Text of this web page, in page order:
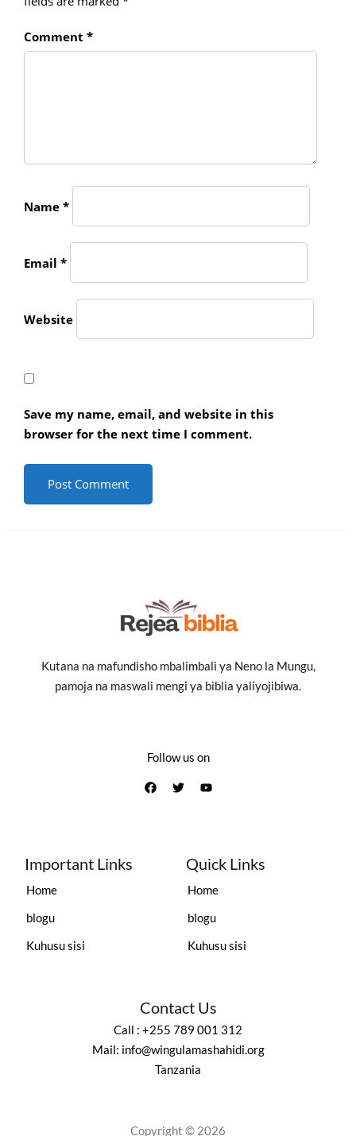
Comment *
Name *
Email *
Website
Save my name, email, and website in this
browser for the next time I comment.
Kutana na mafundisho mbalimbali ya Neno la Mungu,
pamoja na maswali mengi ya biblia yaliyojibiwa.
Follow us on
Important Links
Home
blogu
Kuhusu sisi
Quick Links
Home
blogu
Kuhusu sisi
Contact Us
Call : +255 789 001 312
Mail: info@wingulamashahidi.org
Tanzania
Copyright © 2026